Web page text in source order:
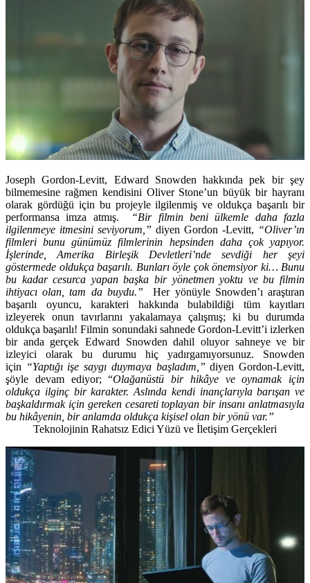
Joseph Gordon-Levitt, Edward Snowden hakkında pek bir şey
bilmemesine rağmen kendisini Oliver Stone’un büyük bir hayranı
olarak gördüğü için bu projeyle ilgilenmiş ve oldukça başarılı bir
performansa imza atmış.
“Bir filmin beni ülkemle daha fazla
ilgilenmeye itmesini seviyorum,” diyen Gordon -Levitt, “Oliver’ın
filmleri bunu günümüz filmlerinin hepsinden daha çok yapıyor.
İşlerinde, Amerika Birleşik Devletleri’nde sevdiği her şeyi
göstermede oldukça başarılı. Bunları öyle çok önemsiyor ki… Bunu
bu kadar cesurca yapan başka bir yönetmen yoktu ve bu filmin
ihtiyacı olan, tam da buydu.” Her yönüyle Snowden’ı araştıran
başarılı oyuncu, karakteri hakkında bulabildiği tüm kayıtları
izleyerek onun tavırlarını yakalamaya çalışmış; ki bu durumda
oldukça başarılı! Filmin sonundaki sahnede Gordon-Levitt’i izlerken
bir anda gerçek Edward Snowden dahil oluyor sahneye ve bir
izleyici olarak bu durumu hiç yadırgamıyorsunuz. Snowden
için “Yaptığı işe saygı duymaya başladım,” diyen Gordon-Levitt,
şöyle devam ediyor; “Olağanüstü bir hikâye ve oynamak için
oldukça ilginç bir karakter. Aslında kendi inançlarıyla barışan ve
başkaldırmak için gereken cesareti toplayan bir insanı anlatmasıyla
bu hikâyenin, bir anlamda oldukça kişisel olan bir yönü var.”
Teknolojinin Rahatsız Edici Yüzü ve İletişim Gerçekleri